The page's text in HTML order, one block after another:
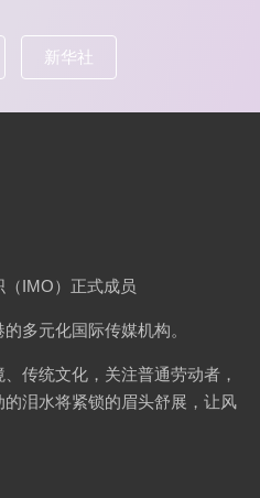
新华社
IMO）正式成员
多元化国际传媒机构。
传统文化，关注普通劳动者，
泪水将紧锁的眉头舒展，让风